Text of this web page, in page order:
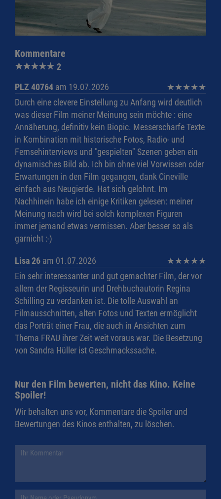
Kommentare
★★★★★ 2
PLZ 40764 am 19.07.2026 ★★★★★
Durch eine clevere Einstellung zu Anfang wird deutlich
was dieser Film meiner Meinung sein möchte : eine
Annäherung, definitiv kein Biopic. Messerscharfe Texte
in Kombination mit historische Fotos, Radio- und
Fernsehinterviews und "gespielten" Szenen geben ein
dynamisches Bild ab. Ich bin ohne viel Vorwissen oder
Erwartungen in den Film gegangen, dank Cineville
einfach aus Neugierde. Hat sich gelohnt. Im
Nachhinein habe ich einige Kritiken gelesen: meiner
Meinung nach wird bei solch komplexen Figuren
immer jemand etwas vermissen. Aber besser so als
garnicht :-)
Lisa 26 am 01.07.2026 ★★★★★
Ein sehr interessanter und gut gemachter Film, der vor
allem der Regisseurin und Drehbuchautorin Regina
Schilling zu verdanken ist. Die tolle Auswahl an
Filmausschnitten, alten Fotos und Texten ermöglicht
das Porträt einer Frau, die auch in Ansichten zum
Thema FRAU ihrer Zeit weit voraus war. Die Besetzung
von Sandra Hüller ist Geschmackssache.
Nur den Film bewerten, nicht das Kino. Keine
Spoiler!
Wir behalten uns vor, Kommentare die Spoiler und
Bewertungen des Kinos enthalten, zu löschen.